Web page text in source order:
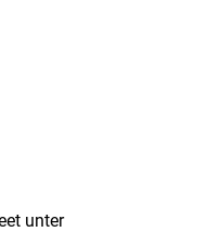
unter